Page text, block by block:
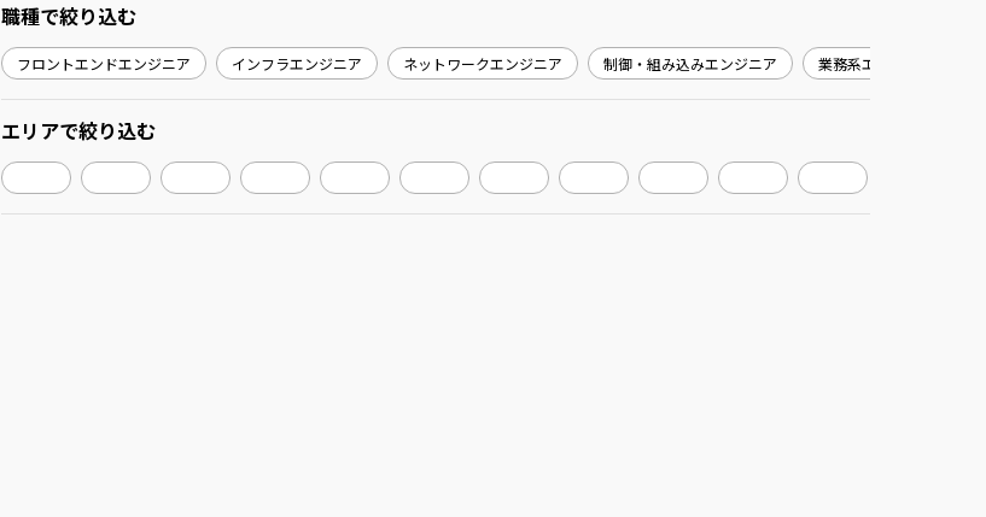
職種で絞り込む
フロントエンドエンジニア インフラエンジニア ネットワークエンジニア 制御・組み込みエンジニア 業務系エンジニア
エリアで絞り込む